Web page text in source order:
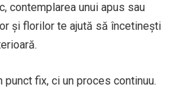
contemplarea unui apus sau
și florilor te ajută să încetinești
fix, ci un proces continuu.